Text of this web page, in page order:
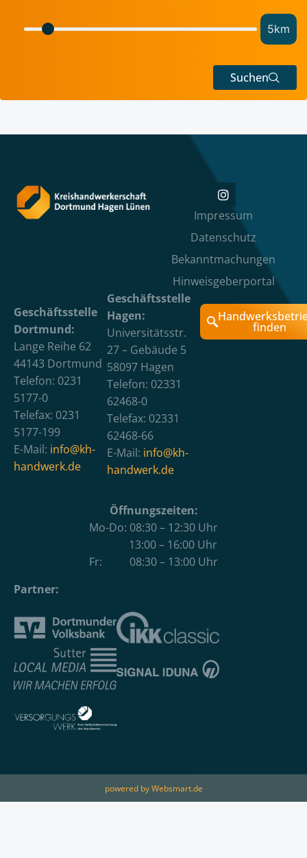
5km
Suchen
Impressum
Datenschutz
Bekanntmachungen
Hinweisgeberportal
Geschäftsstelle
Dortmund:
Lange Reihe 62
44143 Dortmund
Telefon: 0231
5177-0
Telefax: 0231
5177-199
E-Mail: info@kh-
handwerk.de
Geschäftsstelle
Hagen:
Universitätsstr.
27 – Gebäude 5
58097 Hagen
Telefon: 02331
62468-0
Telefax: 02331
62468-66
E-Mail: info@kh-
handwerk.de
finden
Öffnungszeiten:
Mo-Do: 08:30 – 12:30 Uhr
13:00 – 16:00 Uhr
Fr: 08:30 – 13:00 Uhr
Partner:
powered by Websmart.de